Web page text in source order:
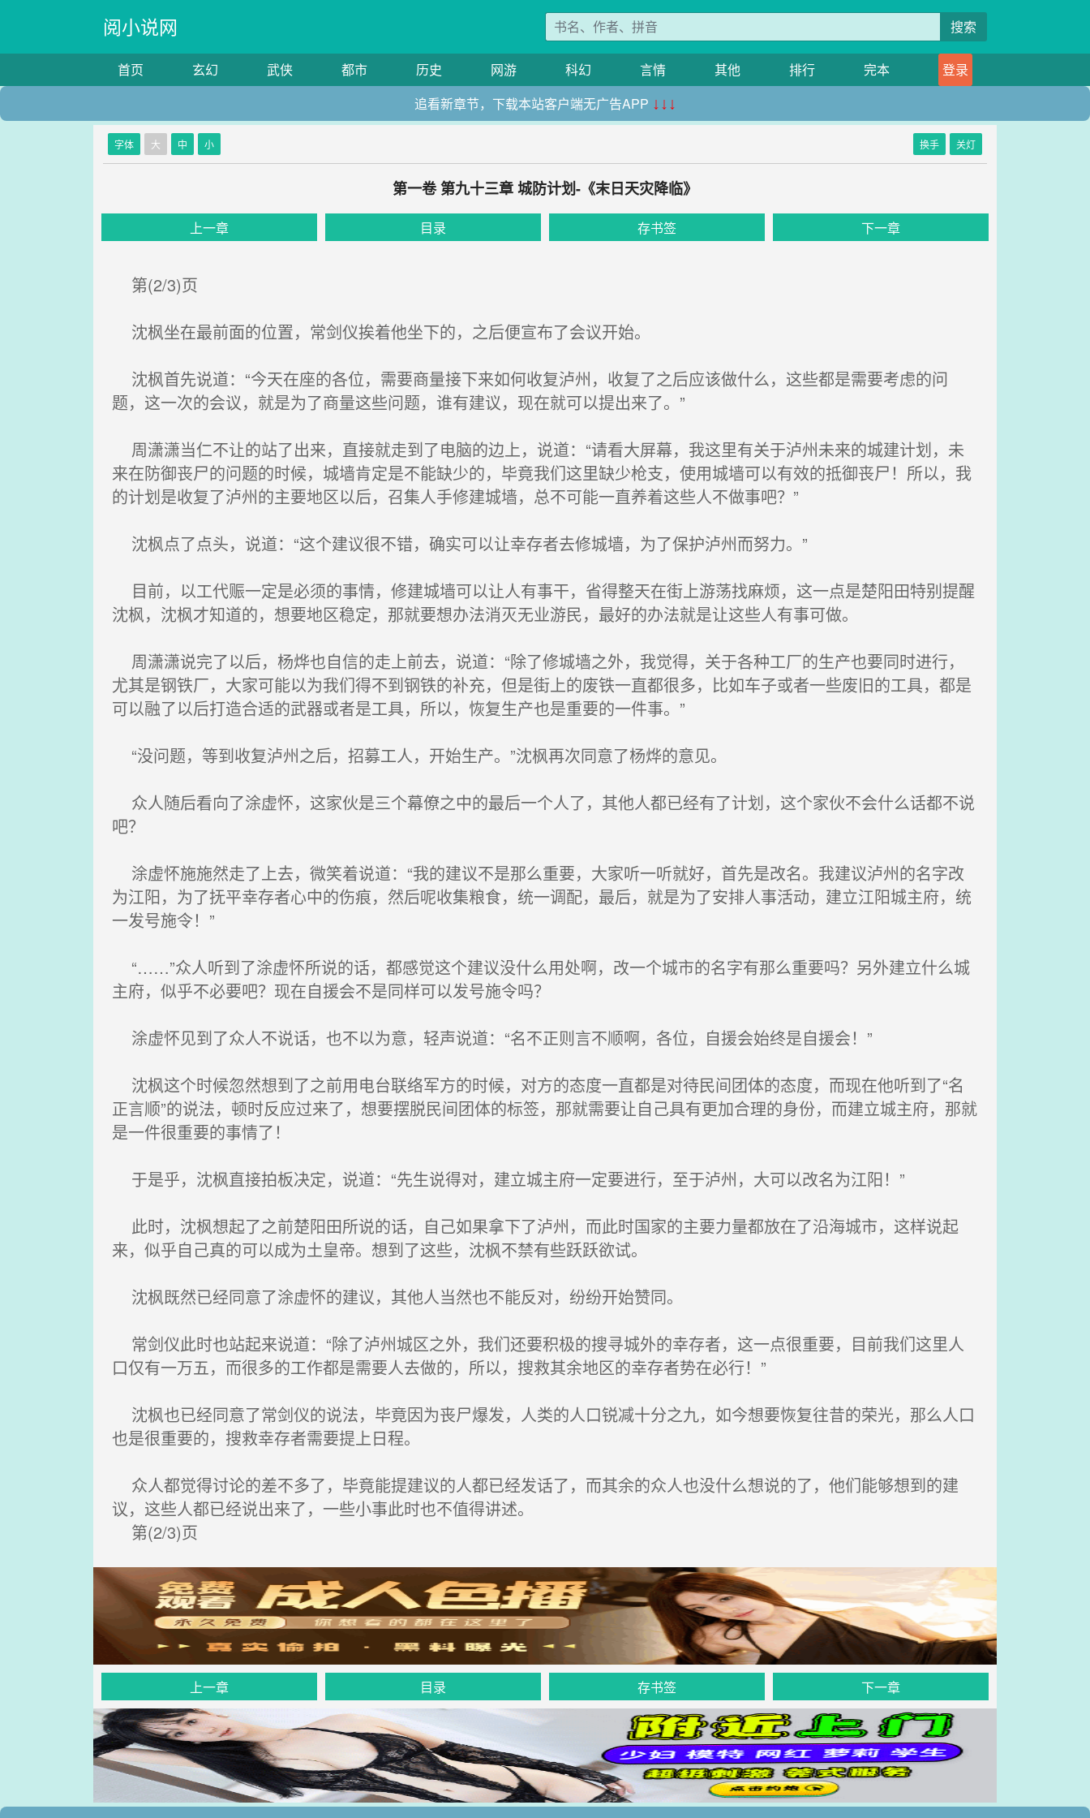
阅小说网 搜索
首页 玄幻 武侠 都市 历史 网游 科幻 言情 其他 排行 完本
登录
追看新章节，下载本站客户端无广告APP ↓↓↓
字体 大 中 小 换手 关灯
第一卷 第九十三章 城防计划-《末日天灾降临》
上一章 目录 存书签 下一章
第(2/3)页
沈枫坐在最前面的位置，常剑仪挨着他坐下的，之后便宣布了会议开始。
沈枫首先说道：“今天在座的各位，需要商量接下来如何收复泸州，收复了之后应该做什么，这些都是需要考虑的问
题，这一次的会议，就是为了商量这些问题，谁有建议，现在就可以提出来了。”
周潇潇当仁不让的站了出来，直接就走到了电脑的边上，说道：“请看大屏幕，我这里有关于泸州未来的城建计划，未
来在防御丧尸的问题的时候，城墙肯定是不能缺少的，毕竟我们这里缺少枪支，使用城墙可以有效的抵御丧尸！所以，我
的计划是收复了泸州的主要地区以后，召集人手修建城墙，总不可能一直养着这些人不做事吧？”
沈枫点了点头，说道：“这个建议很不错，确实可以让幸存者去修城墙，为了保护泸州而努力。”
目前，以工代赈一定是必须的事情，修建城墙可以让人有事干，省得整天在街上游荡找麻烦，这一点是楚阳田特别提醒
沈枫，沈枫才知道的，想要地区稳定，那就要想办法消灭无业游民，最好的办法就是让这些人有事可做。
周潇潇说完了以后，杨烨也自信的走上前去，说道：“除了修城墙之外，我觉得，关于各种工厂的生产也要同时进行，
尤其是钢铁厂，大家可能以为我们得不到钢铁的补充，但是街上的废铁一直都很多，比如车子或者一些废旧的工具，都是
可以融了以后打造合适的武器或者是工具，所以，恢复生产也是重要的一件事。”
“没问题，等到收复泸州之后，招募工人，开始生产。”沈枫再次同意了杨烨的意见。
众人随后看向了涂虚怀，这家伙是三个幕僚之中的最后一个人了，其他人都已经有了计划，这个家伙不会什么话都不说
吧？
涂虚怀施施然走了上去，微笑着说道：“我的建议不是那么重要，大家听一听就好，首先是改名。我建议泸州的名字改
为江阳，为了抚平幸存者心中的伤痕，然后呢收集粮食，统一调配，最后，就是为了安排人事活动，建立江阳城主府，统
一发号施令！”
“……”众人听到了涂虚怀所说的话，都感觉这个建议没什么用处啊，改一个城市的名字有那么重要吗？另外建立什么城
主府，似乎不必要吧？现在自援会不是同样可以发号施令吗？
涂虚怀见到了众人不说话，也不以为意，轻声说道：“名不正则言不顺啊，各位，自援会始终是自援会！”
沈枫这个时候忽然想到了之前用电台联络军方的时候，对方的态度一直都是对待民间团体的态度，而现在他听到了“名
正言顺”的说法，顿时反应过来了，想要摆脱民间团体的标签，那就需要让自己具有更加合理的身份，而建立城主府，那就
是一件很重要的事情了！
于是乎，沈枫直接拍板决定，说道：“先生说得对，建立城主府一定要进行，至于泸州，大可以改名为江阳！”
此时，沈枫想起了之前楚阳田所说的话，自己如果拿下了泸州，而此时国家的主要力量都放在了沿海城市，这样说起
来，似乎自己真的可以成为土皇帝。想到了这些，沈枫不禁有些跃跃欲试。
沈枫既然已经同意了涂虚怀的建议，其他人当然也不能反对，纷纷开始赞同。
常剑仪此时也站起来说道：“除了泸州城区之外，我们还要积极的搜寻城外的幸存者，这一点很重要，目前我们这里人
口仅有一万五，而很多的工作都是需要人去做的，所以，搜救其余地区的幸存者势在必行！”
沈枫也已经同意了常剑仪的说法，毕竟因为丧尸爆发，人类的人口锐减十分之九，如今想要恢复往昔的荣光，那么人口
也是很重要的，搜救幸存者需要提上日程。
众人都觉得讨论的差不多了，毕竟能提建议的人都已经发话了，而其余的众人也没什么想说的了，他们能够想到的建
议，这些人都已经说出来了，一些小事此时也不值得讲述。
第(2/3)页
上一章 目录 存书签 下一章